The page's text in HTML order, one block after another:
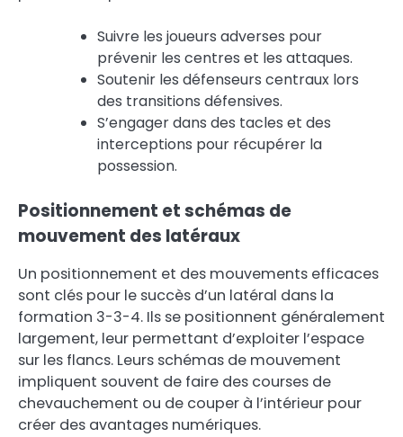
Suivre les joueurs adverses pour
prévenir les centres et les attaques.
Soutenir les défenseurs centraux lors
des transitions défensives.
S’engager dans des tacles et des
interceptions pour récupérer la
possession.
Positionnement et schémas de
mouvement des latéraux
Un positionnement et des mouvements efficaces
sont clés pour le succès d’un latéral dans la
formation 3-3-4. Ils se positionnent généralement
largement, leur permettant d’exploiter l’espace
sur les flancs. Leurs schémas de mouvement
impliquent souvent de faire des courses de
chevauchement ou de couper à l’intérieur pour
créer des avantages numériques.